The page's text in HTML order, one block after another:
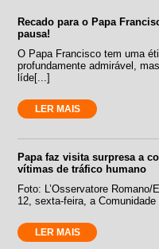
Recado para o Papa
pausa!
O Papa Francisco tem uma
profundamente admirável,
líde[...]
LER MAIS
Papa faz visita surpresa a
vítimas de tráfico humano
Foto: L’Osservatore
12, sexta-feira, a
LER MAIS